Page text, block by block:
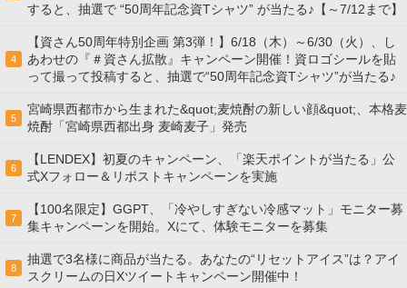
すると、抽選で “50周年記念資Tシャツ” が当たる♪【～7/12まで】
4
【資さん50周年特別企画 第3弾！】6/18（木）～6/30（火）、し
あわせの『＃資さん拡散』キャンペーン開催！資ロゴシールを貼
って撮って投稿すると、抽選で“50周年記念資Tシャツ”が当たる♪
5
宮崎県西都市から生まれた&quot;麦焼酎の新しい顔&quot;、本格麦
焼酎「宮崎県西都出身 麦崎麦子」発売
6
【LENDEX】初夏のキャンペーン、「楽天ポイントが当たる」公
式Xフォロー＆リポストキャンペーンを実施
7
【100名限定】GGPT、「冷やしすぎない冷感マット」モニター募
集キャンペーンを開始。Xにて、体験モニターを募集
8
抽選で3名様に商品が当たる。あなたの“リセットアイス”は？アイ
スクリームの日Xツイートキャンペーン開催中！